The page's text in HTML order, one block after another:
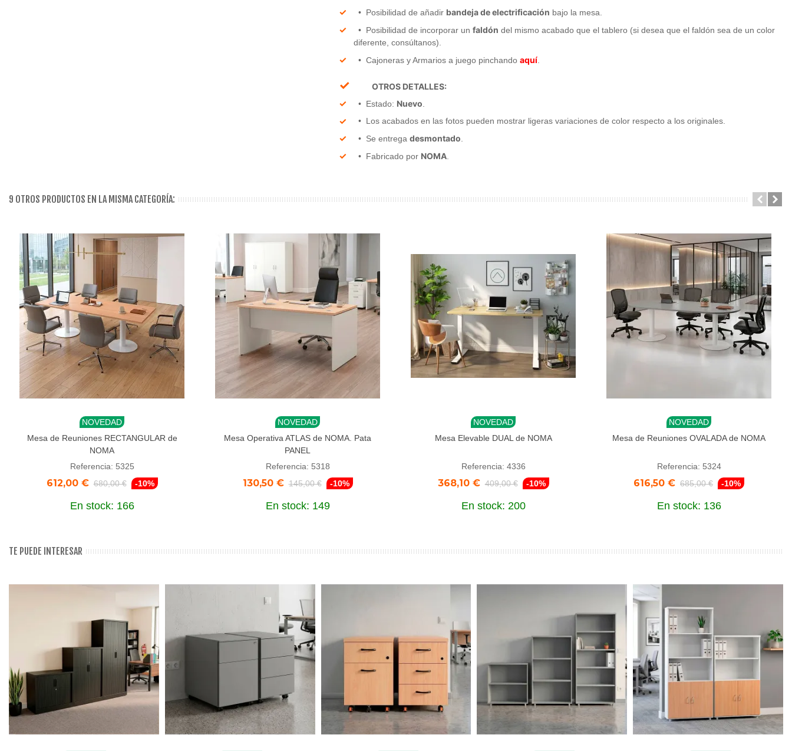
• Posibilidad de añadir bandeja de electrificación bajo la mesa.
• Posibilidad de incorporar un faldón del mismo acabado que el tablero (si desea que el faldón sea de un color
diferente, consúltanos).
• Cajoneras y Armarios a juego pinchando aquí
✓ OTROS DETALLES:
• Estado: Nuevo
• Los acabados en las fotos pueden mostrar ligeras variaciones de color respecto a los originales.
• Se entrega desmontado
• Fabricado por NOMA
9 OTROS PRODUCTOS EN LA MISMA CATEGORÍA:
Añadir al carrito
NOVEDAD
Mesa de Reuniones RECTANGULAR de
NOMA
Referencia: 5325
612,00 € 680,00 € -10%
En stock: 166
Añadir al carrito
NOVEDAD
Mesa Operativa ATLAS de NOMA. Pata
PANEL
Referencia: 5318
130,50 € 145,00 € -10%
En stock: 149
Añadir al carrito
NOVEDAD
Mesa Elevable DUAL de NOMA
Referencia: 4336
368,10 € 409,00 € -10%
En stock: 200
Añadir al carrito
NOVEDAD
Mesa de Reuniones OVALADA de NOMA
Referencia: 5324
616,50 € 685,00 € -10%
En stock: 136
TE PUEDE INTERESAR